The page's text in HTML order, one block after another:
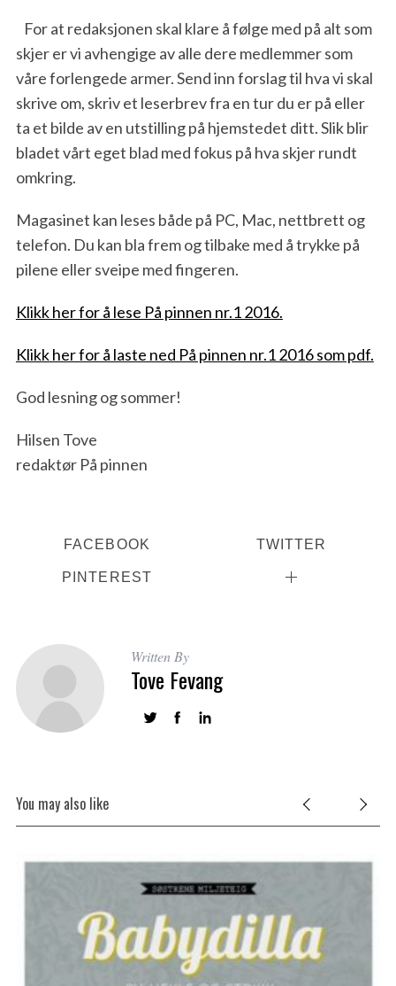
For at redaksjonen skal klare å følge med på alt som
skjer er vi avhengige av alle dere medlemmer som
våre forlengede armer. Send inn forslag til hva vi skal
skrive om, skriv et leserbrev fra en tur du er på eller
ta et bilde av en utstilling på hjemstedet ditt. Slik blir
bladet vårt eget blad med fokus på hva skjer rundt
omkring.
Magasinet kan leses både på PC, Mac, nettbrett og
telefon. Du kan bla frem og tilbake med å trykke på
pilene eller sveipe med fingeren.
Klikk her for å lese På pinnen nr.1 2016.
Klikk her for å laste ned På pinnen nr.1 2016 som pdf.
God lesning og sommer!
Hilsen Tove
redaktør På pinnen
FACEBOOK TWITTER
PINTEREST
Written By
Tove Fevang
You may also like
a
r
h